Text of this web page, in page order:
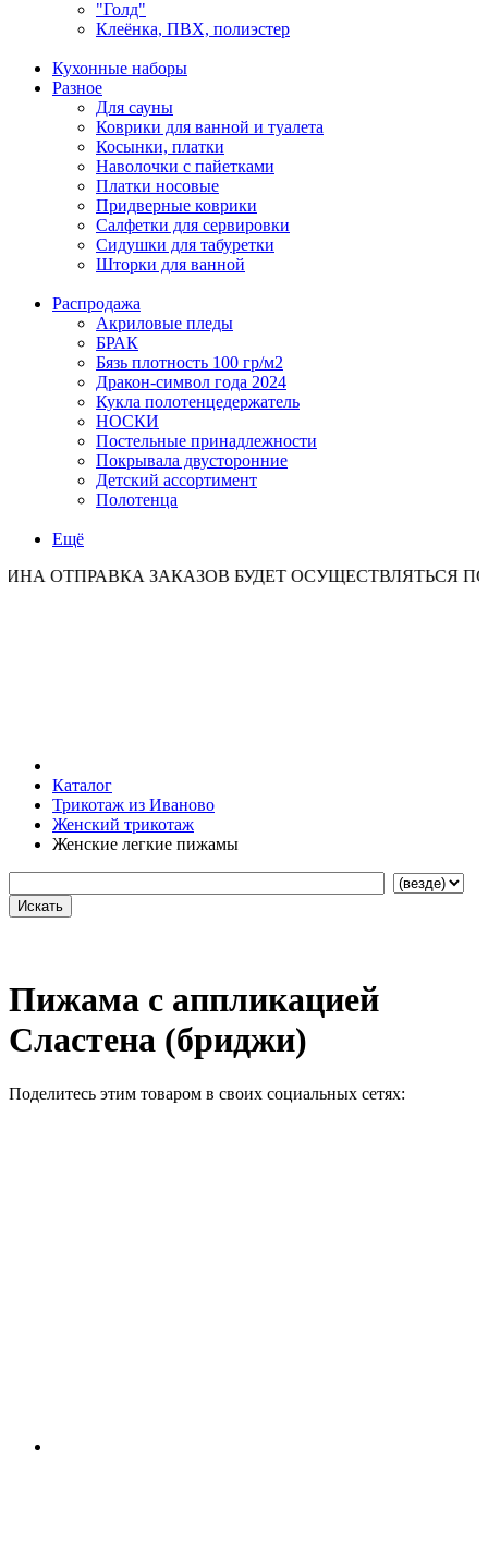
"Голд"
Клеёнка, ПВХ, полиэстер
Кухонные наборы
Разное
Для сауны
Коврики для ванной и туалета
Косынки, платки
Наволочки с пайетками
Платки носовые
Придверные коврики
Салфетки для сервировки
Сидушки для табуретки
Шторки для ванной
Распродажа
Акриловые пледы
БРАК
Бязь плотность 100 гр/м2
Дракон-символ года 2024
Кукла полотенцедержатель
НОСКИ
Постельные принадлежности
Покрывала двусторонние
Детский ассортимент
Полотенца
Ещё
ЗАКАЗОВ БУДЕТ ОСУЩЕСТВЛЯТЬСЯ ПО
Каталог
Трикотаж из Иваново
Женский трикотаж
Женские легкие пижамы
Пижама с аппликацией
Сластена (бриджи)
Поделитесь этим товаром в своих социальных сетях: